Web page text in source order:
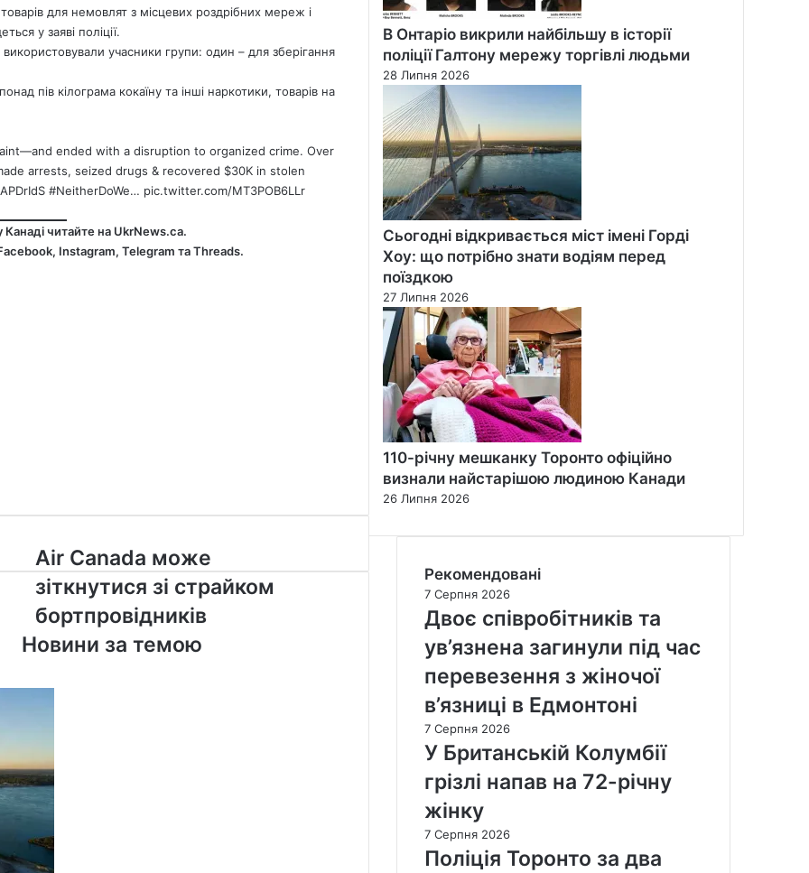
для немовлят з місцевих роздрібних мереж і
у заяві поліції.
учасники групи: один – для зберігання
пів кілограма кокаїну та інші наркотики, товарів на
ended with a disruption to organized crime. Over
arrests, seized drugs & recovered $30K in stolen
#NeitherDoWe… pic.twitter.com/MT3POB6LLr
Канаді читайте на UkrNews.ca.
, Instagram, Telegram таThreads.
Air
Canada
може
зіткнутися
зі
страйком
Air Canada може
зіткнутися зі страйком
бортпровідників
Новини за темою
В Онтаріо викрили найбільшу в історії
поліції Галтону мережу торгівлі людьми
28 Липня 2026
Сьогодні відкривається міст імені Горді
Хоу: що потрібно знати водіям перед
поїздкою
27 Липня 2026
110-річну мешканку Торонто офіційно
визнали найстарішою людиною Канади
26 Липня 2026
Рекомендовані
7 Серпня 2026
Двоє співробітників та
ув’язнена загинули під час
перевезення з жіночої
в’язниці в Едмонтоні
7 Серпня 2026
У Британській Колумбії
грізлі напав на 72-річну
жінку
7 Серпня 2026
Поліція Торонто за два